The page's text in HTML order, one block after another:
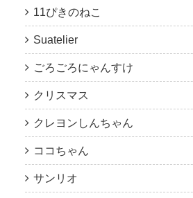
11ぴきのねこ
Suatelier
ごろごろにゃんすけ
クリスマス
クレヨンしんちゃん
ココちゃん
サンリオ